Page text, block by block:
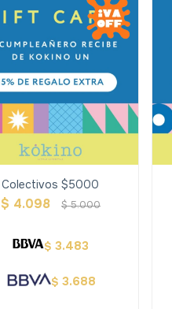
Colectivos $5000
$ 4.098 $ 5.000
$ 3.483
$ 3.688